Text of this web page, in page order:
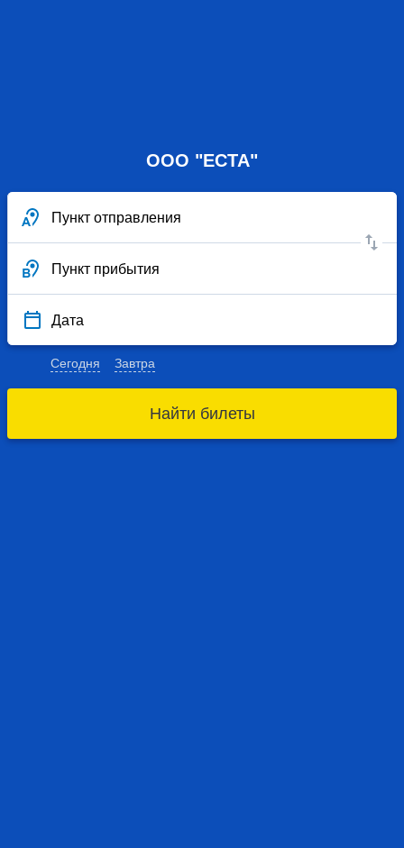
ООО "ЕСТА"
Пункт отправления
Пункт прибытия
Дата
Сегодня Завтра
Найти билеты